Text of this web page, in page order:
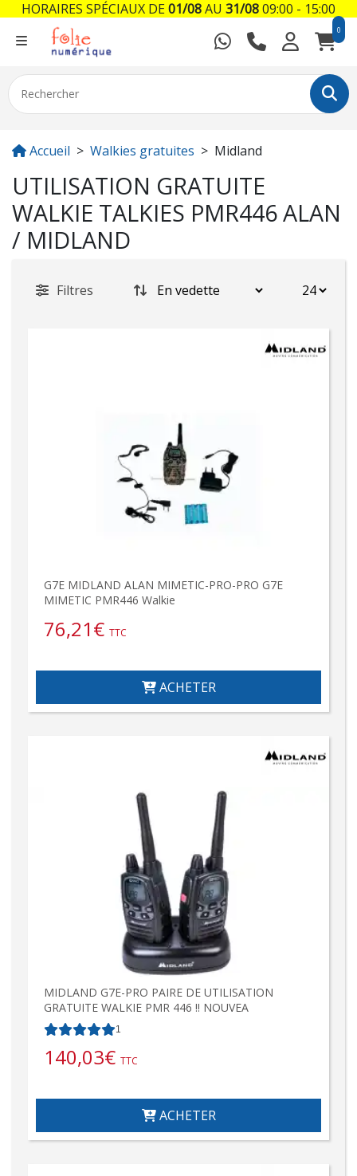
0
Accueil Walkies gratuites Midland
UTILISATION GRATUITE
WALKIE TALKIES PMR446 ALAN
/ MIDLAND
Filtres
G7E MIDLAND ALAN MIMETIC-PRO-PRO G7E
MIMETIC PMR446 Walkie
76,21€ TTC
ACHETER
MIDLAND G7E-PRO PAIRE DE UTILISATION
GRATUITE WALKIE PMR 446 !! NOUVEA
1
140,03€ TTC
ACHETER
HORAIRES SPÉCIAUX DE01/08AU 31/0809:00 - 15:00